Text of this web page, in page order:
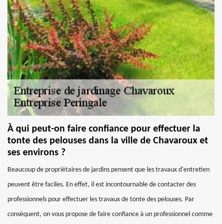
À qui peut-on faire confiance pour effectuer la
tonte des pelouses dans la ville de Chavaroux et
ses environs ?
Beaucoup de propriétaires de jardins pensent que les travaux d'entretien
peuvent être faciles. En effet, il est incontournable de contacter des
professionnels pour effectuer les travaux de tonte des pelouses. Par
conséquent, on vous propose de faire confiance à un professionnel comme